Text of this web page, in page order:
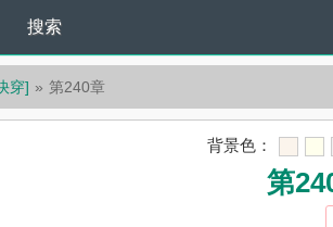
搜索
穿] 第240章
背景色：
第